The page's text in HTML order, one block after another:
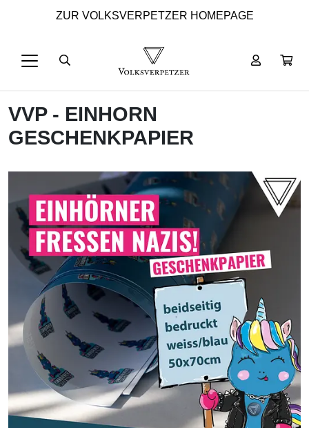
ZUR VOLKSVERPETZER HOMEPAGE
VVP - EINHORN
GESCHENKPAPIER